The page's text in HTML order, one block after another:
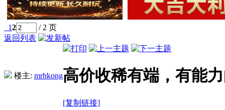
12
/ 2 页
返回列表
楼主: mrhkong高价收稀有端，有能
[复制链接]